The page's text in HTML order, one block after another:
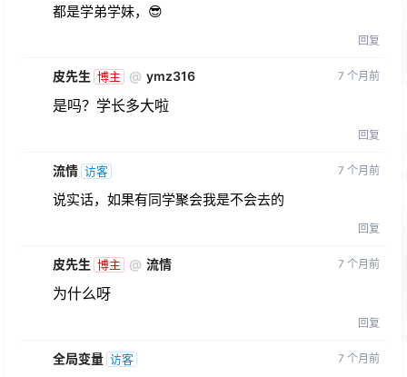
都是学弟学妹，😎
回复
皮先生 博主 @ ymz316 7 个月前
是吗？学长多大啦
回复
流情 访客 7 个月前
说实话，如果有同学聚会我是不会去的
回复
皮先生 博主 @ 流情 7 个月前
为什么呀
回复
全局变量 访客 7 个月前